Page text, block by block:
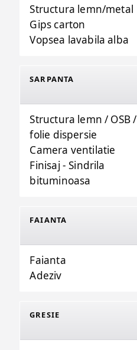
Structura lemn/metal
Gips carton
Vopsea lavabila alba
SARPANTA
Structura lemn / OSB /
folie dispersie
Camera ventilatie
Finisaj - Sindrila
bituminoasa
FAIANTA
Faianta
Adeziv
GRESIE